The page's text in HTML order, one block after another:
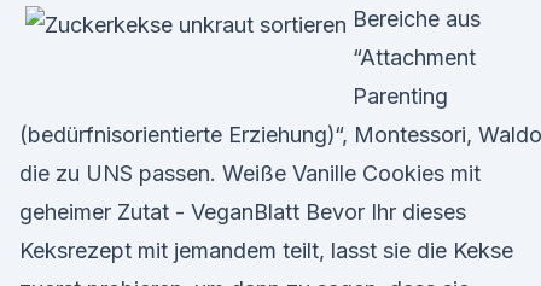
Bereiche aus
“Attachment
Parenting
(bedürfnisorientierte Erziehung)“, Montessori,
die zu UNS passen. Weiße Vanille Cookies mit
geheimer Zutat - VeganBlatt Bevor Ihr dieses
Keksrezept mit jemandem teilt, lasst sie die Kekse